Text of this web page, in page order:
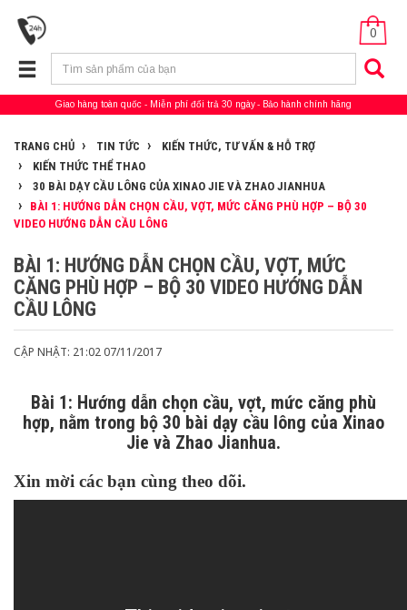
0
Giao hàng toàn quốc Miễn phí đổi trả 30 ngày Bảo hành chính hãng
TRANG CHỦ TIN TỨC
KIẾN THỨC, TƯ VẤN & HỖ TRỢ
KIẾN THỨC THỂ THAO
30 BÀI DẠY CẦU LÔNG CỦA XINAO JIE VÀ ZHAO JIANHUA
BÀI 1: HƯỚNG DẪN CHỌN CẦU, VỢT, MỨC CĂNG PHÙ HỢP – BỘ 30
VIDEO HƯỚNG DẪN CẦU LÔNG
BÀI 1: HƯỚNG DẪN CHỌN CẦU, VỢT, MỨC
CĂNG PHÙ HỢP – BỘ 30 VIDEO HƯỚNG DẪN
CẦU LÔNG
CẬP NHẬT: 21:02 07/11/2017
Bài 1: Hướng dẫn chọn cầu, vợt, mức căng phù
hợp, nằm trong bộ 30 bài dạy cầu lông của Xinao
Jie và Zhao Jianhua.
Xin mời các bạn cùng theo dõi.